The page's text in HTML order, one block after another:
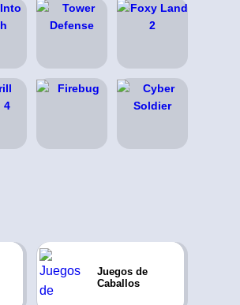
Juegos de
Caballos